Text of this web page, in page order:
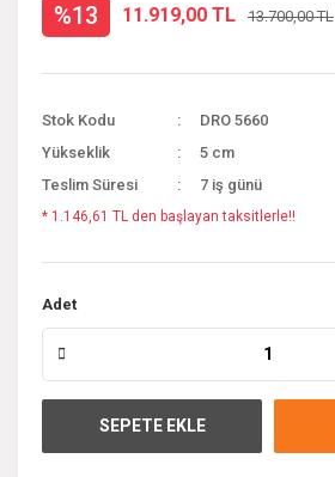
%13 11.919,00 TL 13.700,00 TL
Stok Kodu
DRO 5660
Yükseklik
5 cm
Teslim Süresi
7 iş günü
* 1.146,61 TL den başlayan taksitlerle!!
Adet
SEPETE EKLE